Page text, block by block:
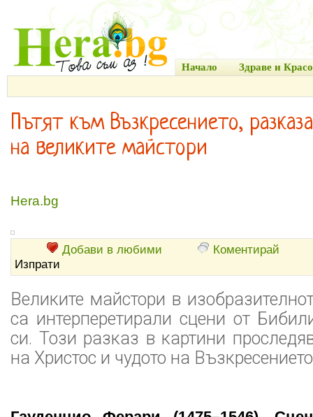
Начало Здраве и
Пътят към Възкресението,
на великите майстори
Hera.bg
Добави в любими
Коментирай
Изпрати
Великите майстори в
са интерперетирали сцени от
си. Този разказ в картини
на Христос и чудото на